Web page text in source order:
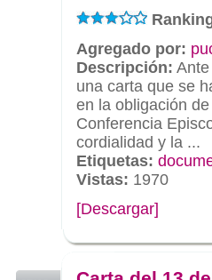
Agregado por:
Descripción:
una carta que se
en la obligación
Conferencia
cordialidad y la ...
Etiquetas:
Vistas: 1970
[Descargar]